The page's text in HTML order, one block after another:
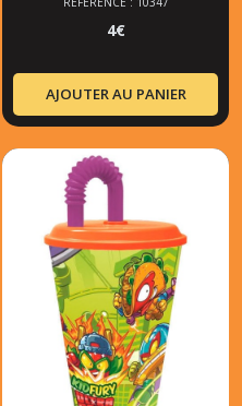
4€
AJOUTER AU PANIER